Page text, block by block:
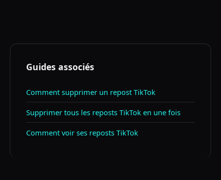
Guides associés
Comment supprimer un repost TikTok
Supprimer tous les reposts TikTok en une fois
Comment voir ses reposts TikTok